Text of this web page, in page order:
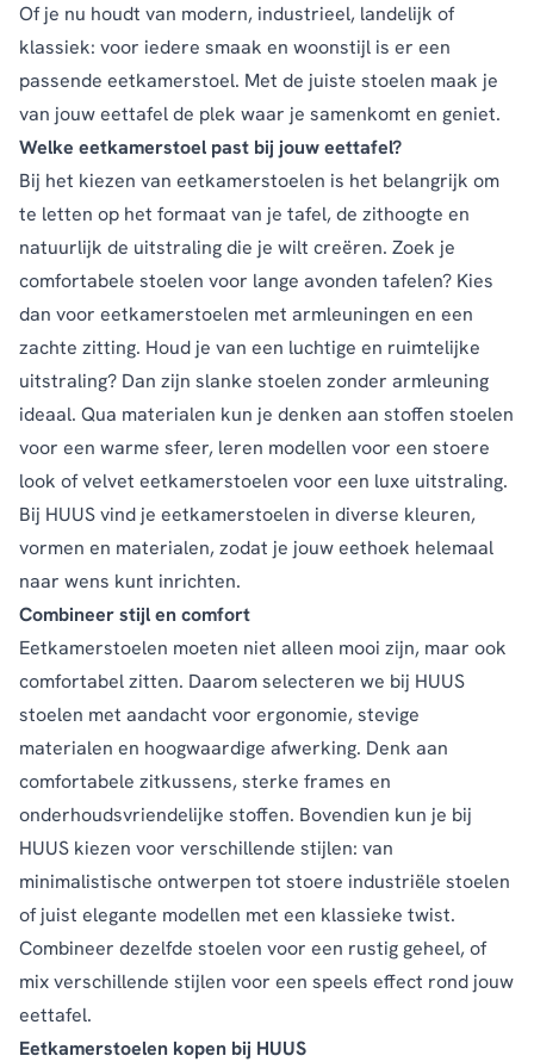
Of je nu houdt van modern, industrieel, landelijk of
klassiek: voor iedere smaak en woonstijl is er een
passende eetkamerstoel. Met de juiste stoelen maak je
van jouw eettafel de plek waar je samenkomt en geniet.
Welke eetkamerstoel past bij jouw eettafel?
Bij het kiezen van eetkamerstoelen is het belangrijk om
te letten op het formaat van je tafel, de zithoogte en
natuurlijk de uitstraling die je wilt creëren. Zoek je
comfortabele stoelen voor lange avonden tafelen? Kies
dan voor eetkamerstoelen met armleuningen en een
zachte zitting. Houd je van een luchtige en ruimtelijke
uitstraling? Dan zijn slanke stoelen zonder armleuning
ideaal. Qua materialen kun je denken aan stoffen stoelen
voor een warme sfeer, leren modellen voor een stoere
look of velvet eetkamerstoelen voor een luxe uitstraling.
Bij HUUS vind je eetkamerstoelen in diverse kleuren,
vormen en materialen, zodat je jouw eethoek helemaal
naar wens kunt inrichten.
Combineer stijl en comfort
Eetkamerstoelen moeten niet alleen mooi zijn, maar ook
comfortabel zitten. Daarom selecteren we bij HUUS
stoelen met aandacht voor ergonomie, stevige
materialen en hoogwaardige afwerking. Denk aan
comfortabele zitkussens, sterke frames en
onderhoudsvriendelijke stoffen. Bovendien kun je bij
HUUS kiezen voor verschillende stijlen: van
minimalistische ontwerpen tot stoere industriële stoelen
of juist elegante modellen met een klassieke twist.
Combineer dezelfde stoelen voor een rustig geheel, of
mix verschillende stijlen voor een speels effect rond jouw
eettafel.
Eetkamerstoelen kopen bij HUUS